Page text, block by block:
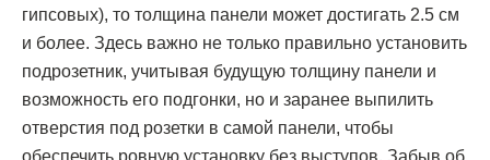
гипсовых), то толщина панели может достигать 2.5 см
и более. Здесь важно не только правильно установить
подрозетник, учитывая будущую толщину панели и
возможность его подгонки, но и заранее выпилить
отверстия под розетки в самой панели, чтобы